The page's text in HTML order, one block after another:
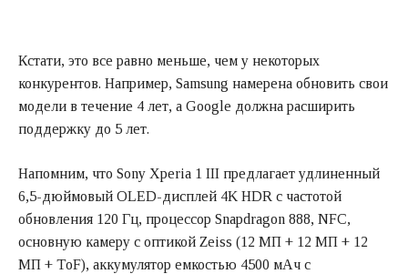
Кстати, это все равно меньше, чем у некоторых
конкурентов. Например, Samsung намерена обновить свои
модели в течение 4 лет, а Google должна расширить
поддержку до 5 лет.
Напомним, что Sony Xperia 1 III предлагает удлиненный
6,5-дюймовый OLED-дисплей 4K HDR с частотой
обновления 120 Гц, процессор Snapdragon 888, NFC,
основную камеру с оптикой Zeiss (12 МП + 12 МП + 12
МП + ToF), аккумулятор емкостью 4500 мАч с